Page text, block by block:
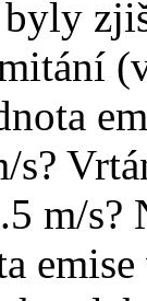
s?
m/s?